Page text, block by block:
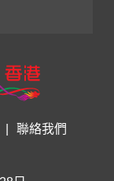
聯絡我們